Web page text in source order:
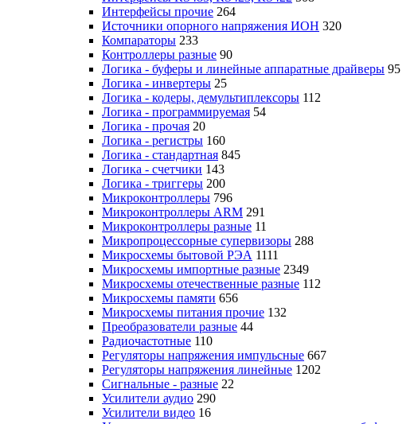
Интерфейсы прочие 264
Источники опорного напряжения ИОН 320
Компараторы 233
Контроллеры разные 90
Логика - буферы и линейные аппаратные драйверы 95
Логика - инвертеры 25
Логика - кодеры, демультиплексоры 112
Логика - программируемая 54
Логика - прочая 20
Логика - регистры 160
Логика - стандартная 845
Логика - счетчики 143
Логика - триггеры 200
Микроконтроллеры 796
Микроконтроллеры ARM 291
Микроконтроллеры разные 11
Микропроцессорные супервизоры 288
Микросхемы бытовой РЭА 1111
Микросхемы импортные разные 2349
Микросхемы отечественные разные 112
Микросхемы памяти 656
Микросхемы питания прочие 132
Преобразователи разные 44
Радиочастотные 110
Регуляторы напряжения импульсные 667
Регуляторы напряжения линейные 1202
Сигнальные - разные 22
Усилители аудио 290
Усилители видео 16